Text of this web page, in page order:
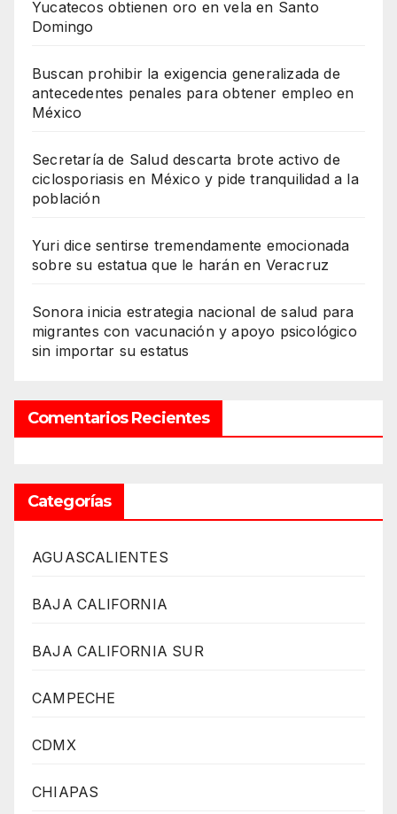
Yucatecos obtienen oro en vela en Santo
Domingo
Buscan prohibir la exigencia generalizada de
antecedentes penales para obtener empleo en
México
Secretaría de Salud descarta brote activo de
ciclosporiasis en México y pide tranquilidad a la
población
Yuri dice sentirse tremendamente emocionada
sobre su estatua que le harán en Veracruz
Sonora inicia estrategia nacional de salud para
migrantes con vacunación y apoyo psicológico
sin importar su estatus
Comentarios Recientes
Categorías
AGUASCALIENTES
BAJA CALIFORNIA
BAJA CALIFORNIA SUR
CAMPECHE
CDMX
CHIAPAS